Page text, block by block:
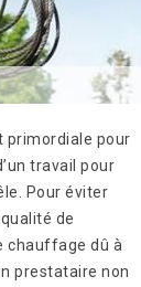
primordiale pour
travail pour
Pour éviter
de
chauffage dû à
prestataire non